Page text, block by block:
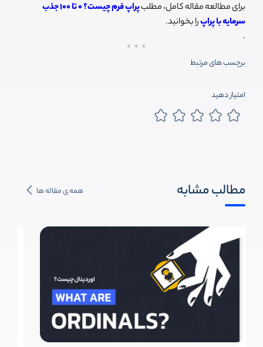
برای مطالعه مقاله کامل، مطلب
پراپ فرم چیست؟ 0 تا 100 جذب
سرمایه با پراپرا بخوانید.
.
برچسب های مرتبط
امتیاز دهید
مطالب مشابه همه ی مقاله ها